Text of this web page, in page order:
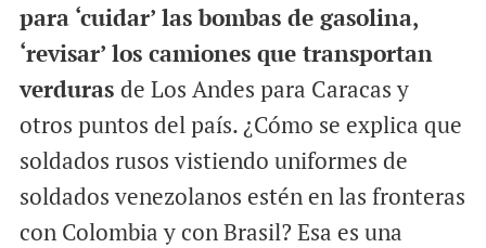
para ‘cuidar’ las bombas de gasolina,
‘revisar’ los camiones que transportan
verduras de Los Andes para Caracas y
otros puntos del país. ¿Cómo se explica que
soldados rusos vistiendo uniformes de
soldados venezolanos estén en las fronteras
con Colombia y con Brasil? Esa es una